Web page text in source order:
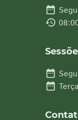
date_range
history
date_range
date_range